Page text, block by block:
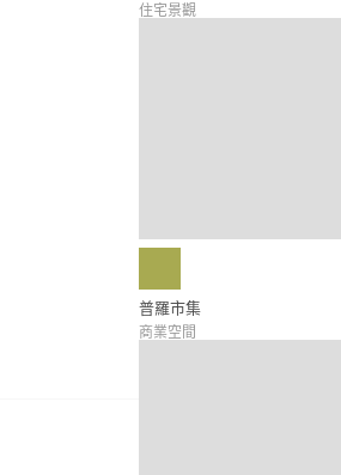
住宅景觀
普羅市集
商業空間